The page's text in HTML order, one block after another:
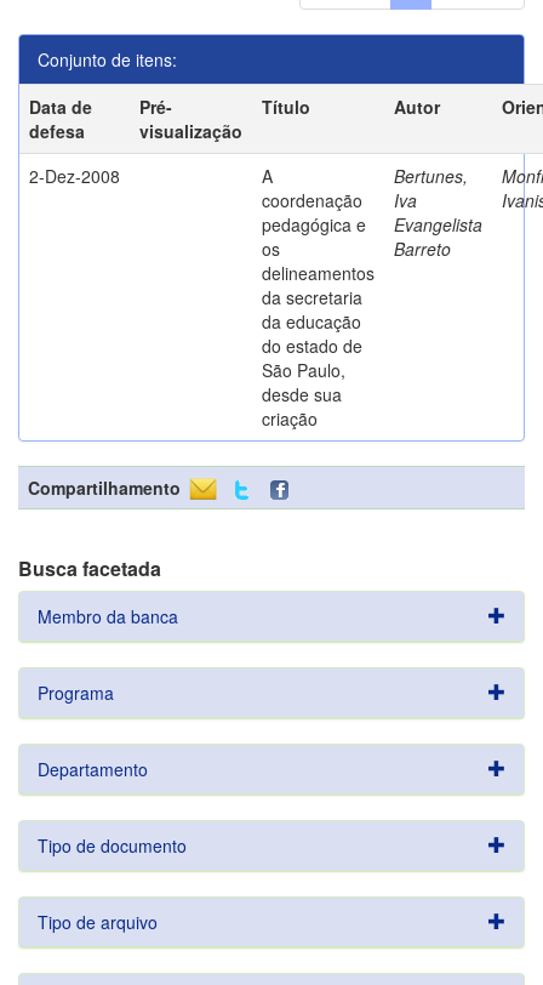
Conjunto de itens:
Data de
defesa
Pré-
visualização
Título Autor
2-Dez-2008
A
coordenação
pedagógica e
os
delineamentos
da secretaria
da educação
do estado de
São Paulo,
desde sua
criação
Bertunes,
Iva
Evangelista
Barreto
Compartilhamento
Busca facetada
Membro da banca
Programa
Departamento
Tipo de documento
Tipo de arquivo